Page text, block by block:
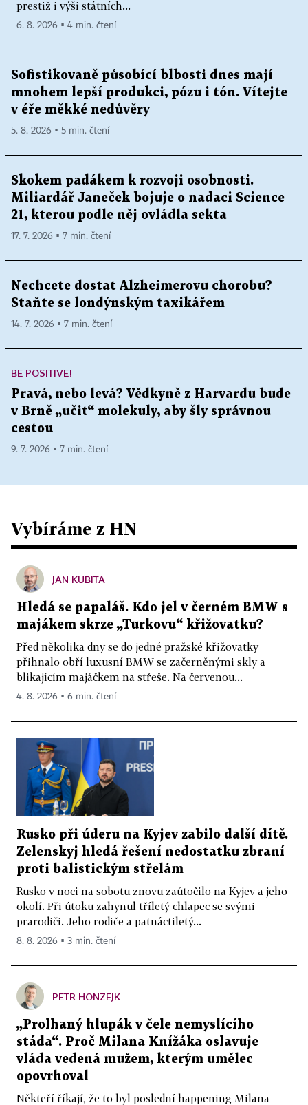
prestiž i výši státních...
6. 8. 2026 ▪ 4 min. čtení
Sofistikovaně působící blbosti dnes mají
mnohem lepší produkci, pózu i tón. Vítejte
v éře měkké nedůvěry
5. 8. 2026 ▪ 5 min. čtení
Skokem padákem k rozvoji osobnosti.
Miliardář Janeček bojuje o nadaci Science
21, kterou podle něj ovládla sekta
17. 7. 2026 ▪ 7 min. čtení
Nechcete dostat Alzheimerovu chorobu?
Staňte se londýnským taxikářem
14. 7. 2026 ▪ 7 min. čtení
BE POSITIVE!
Pravá, nebo levá? Vědkyně z Harvardu bude
v Brně „učit“ molekuly, aby šly správnou
cestou
9. 7. 2026 ▪ 7 min. čtení
Vybíráme z HN
JAN KUBITA
Hledá se papaláš. Kdo jel v černém BMW s
majákem skrze „Turkovu“ křižovatku?
Před několika dny se do jedné pražské křižovatky
přihnalo obří luxusní BMW se začerněnými skly a
blikajícím majáčkem na střeše. Na červenou...
4. 8. 2026 ▪ 6 min. čtení
Rusko při úderu na Kyjev zabilo další dítě.
Zelenskyj hledá řešení nedostatku zbraní
proti balistickým střelám
Rusko v noci na sobotu znovu zaútočilo na Kyjev a jeho
okolí. Při útoku zahynul tříletý chlapec se svými
prarodiči. Jeho rodiče a patnáctiletý...
8. 8. 2026 ▪ 3 min. čtení
PETR HONZEJK
„Prolhaný hlupák v čele nemyslícího
stáda“. Proč Milana Knížáka oslavuje
vláda vedená mužem, kterým umělec
opovrhoval
Někteří říkají, že to byl poslední happening Milana